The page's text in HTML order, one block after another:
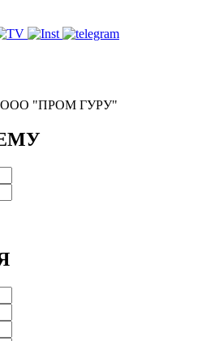
ООО "ПРОМ ГУРУ"